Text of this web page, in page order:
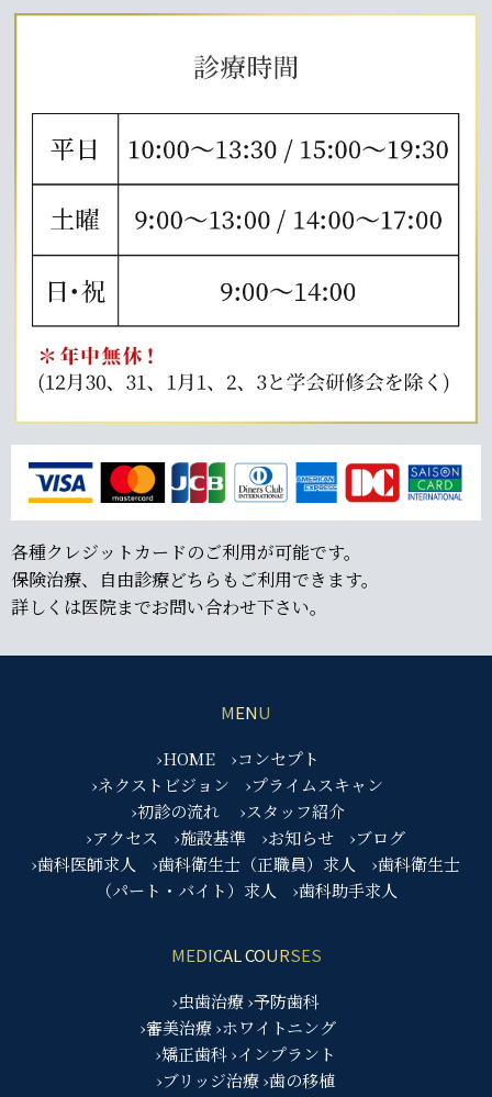
各種クレジットカードのご利用が可能です。
保険治療、自由診療どちらもご利用できます。
詳しくは医院までお問い合わせ下さい。
MENU
›HOME
›コンセプト
›ネクストビジョン
›プライムスキャン
›初診の流れ
›スタッフ紹介
›アクセス
›施設基準 ›お知らせ
›ブログ
›歯科医師求人
›歯科衛生士（正職員）求人
›歯科衛生士
（パート・バイト）求人
›歯科助手求人
MEDICAL COURSES
›虫歯治療›予防歯科
›審美治療 ›ホワイトニング
›矯正歯科›インプラント
›ブリッジ治療›歯の移植